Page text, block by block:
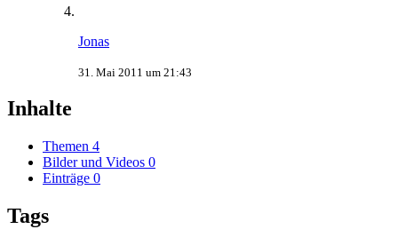
Jonas
31. Mai 2011 um 21:43
Inhalte
Themen 4
Bilder und Videos 0
Einträge 0
Tags